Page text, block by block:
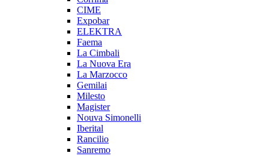
CIME
Expobar
ELEKTRA
Faema
La Cimbali
La Nuova Era
La Marzocco
Gemilai
Milesto
Magister
Nouva Simonelli
Iberital
Rancilio
Sanremo